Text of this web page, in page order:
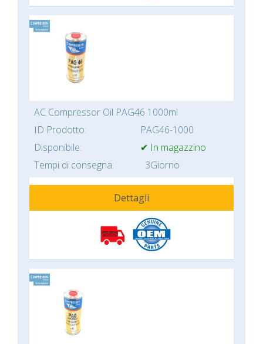
AC Compressor Oil PAG46 1000ml
ID Prodotto:
PAG46-1000
Disponibile:
✔ In magazzino
Tempi di consegna:
3Giorno
Dettagli